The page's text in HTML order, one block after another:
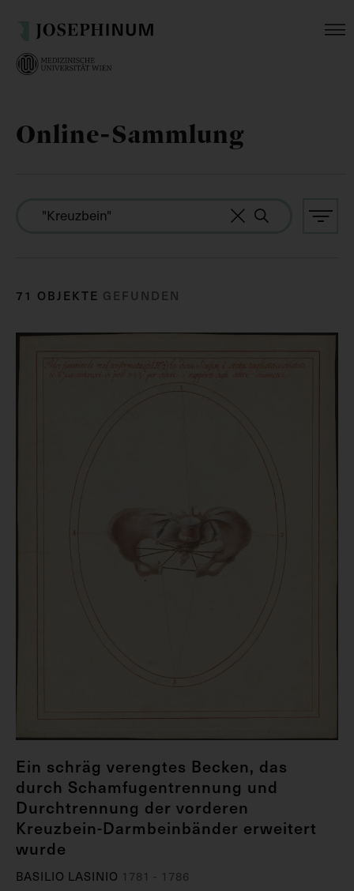
Online-Sammlung
71 OBJEKTE GEFUNDEN
Ein schräg verengtes Becken, das
durch Schamfugentrennung und
Durchtrennung der vorderen
Kreuzbein-Darmbeinbänder erweitert
wurde
BASILIO LASINIO 1781 - 1786